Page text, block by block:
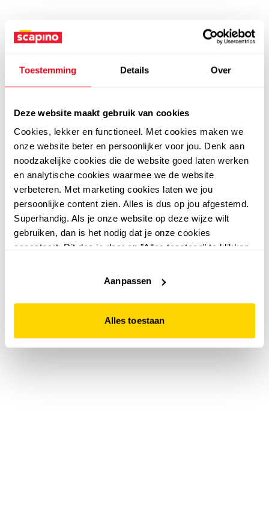
Toestemming Details Over
Deze website maakt gebruik van cookies
Cookies, lekker en functioneel. Met cookies maken we
onze website beter en persoonlijker voor jou. Denk aan
noodzakelijke cookies die de website goed laten werken
en analytische cookies waarmee we de website
verbeteren. Met marketing cookies laten we jou
persoonlijke content zien. Alles is dus op jou afgestemd.
Superhandig. Als je onze website op deze wijze wilt
gebruiken, dan is het nodig dat je onze cookies
accepteert. Dit doe je door op "Alles toestaan" te klikken.
website niet optimaal functioneert.
Aanpassen
Alles toestaan